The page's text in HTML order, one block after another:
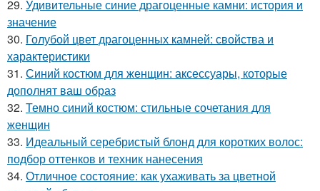
29. Удивительные синие драгоценные камни: история и
значение
30. Голубой цвет драгоценных камней: свойства и
характеристики
31. Синий костюм для женщин: аксессуары, которые
дополнят ваш образ
32. Темно синий костюм: стильные сочетания для
женщин
33. Идеальный серебристый блонд для коротких волос:
подбор оттенков и техник нанесения
34. Отличное состояние: как ухаживать за цветной